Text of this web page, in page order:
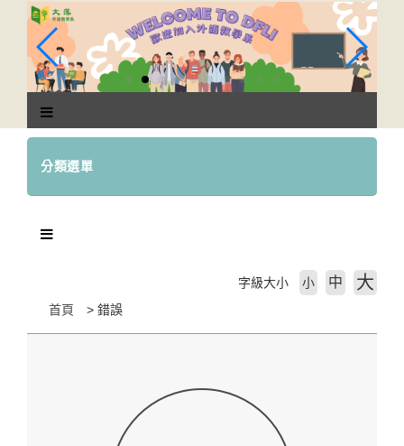
區
分類選單
首頁 錯誤
字級大小 小 中 大